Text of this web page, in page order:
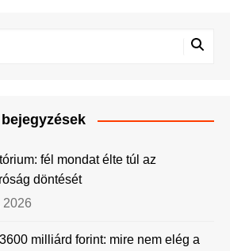
fél mondat élte túl az
döntését
2026
milliárd forint: mire nem elég a